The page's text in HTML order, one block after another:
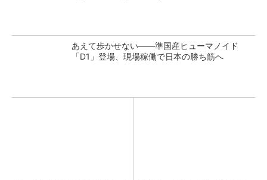
あえて歩かせない――準国産ヒューマノイド
「D1」登場、現場稼働で日本の勝ち筋へ